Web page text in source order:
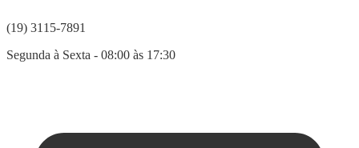
(19) 3115-7891
Segunda à Sexta - 08:00 às 17:30